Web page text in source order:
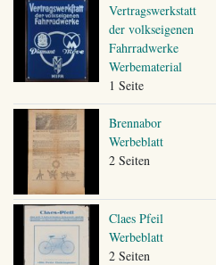
Vertragswerkstatt
der volkseigenen
Fahrradwerke
Werbematerial
1 Seite
Brennabor
Werbeblatt
2 Seiten
Claes Pfeil
Werbeblatt
2 Seiten